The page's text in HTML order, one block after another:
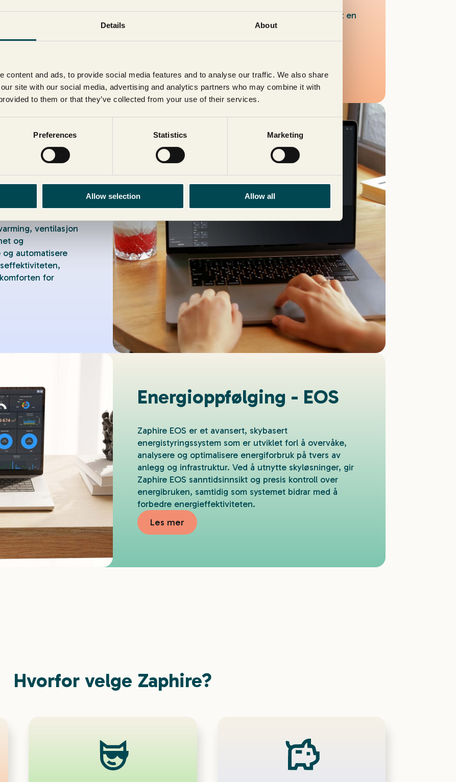
Details About
content and ads, to provide social media features and to analyse our traffic. We also share
site with our social media, advertising and analytics partners who may combine it with
to them or that they’ve collected from your use of their services.
Preferences Statistics Marketing
Allow selection Allow all
dialog med kundene. På den måten har Zaphire blitt en
førsteklasses, innovativ løsning, som dekker reelle
behov i markedet.
- SD
essensielle
ventilasjon
og
og automatisere
for
Energioppfølging - EOS
Zaphire EOS er et avansert, skybasert
energistyringssystem som er utviklet forl å overvåke,
analysere og optimalisere energiforbruk på tvers av
anlegg og infrastruktur. Ved å utnytte skyløsninger, gir
Zaphire EOS sanntidsinnsikt og presis kontroll over
energibruken, samtidig som systemet bidrar med å
forbedre energieffektiviteten.
Les mer
Hvorfor velge Zaphire?